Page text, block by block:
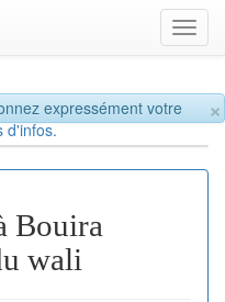
×
expressément votre
d'infos.
Bouira
wali